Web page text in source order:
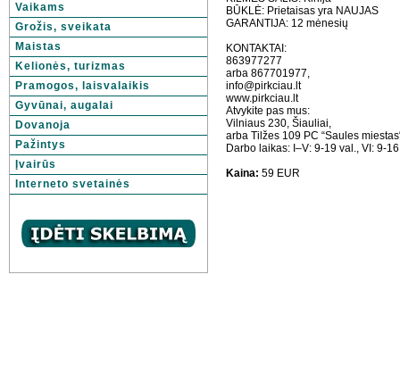
Vaikams
Grožis, sveikata
Maistas
Kelionės, turizmas
Pramogos, laisvalaikis
Gyvūnai, augalai
Dovanoja
Pažintys
Įvairūs
Interneto svetainės
BŪKLĖ: Prietaisas yra NAUJAS
GARANTIJA: 12 mėnesių
KONTAKTAI:
863977277
arba 867701977,
info@pirkciau.lt
www.pirkciau.lt
Atvykite pas mus:
Vilniaus 230, Šiauliai,
arba Tilžes 109 PC “Saules
Darbo laikas: I–V: 9-19 val., VI: 9-
Kaina: 59 EUR